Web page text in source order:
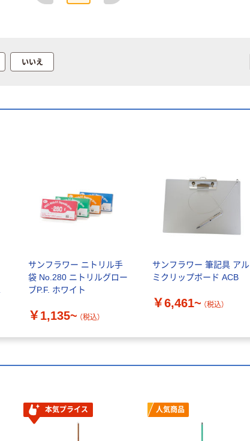
いいえ
サンフラワー ニトリル手
袋 No.280 ニトリルグロー
ブP.F. ホワイト
￥1,135~ （税込）
サンフラワー 筆記具 アル
ミクリップボード ACB
￥6,461~ （税込）
本気プライス 人気商品